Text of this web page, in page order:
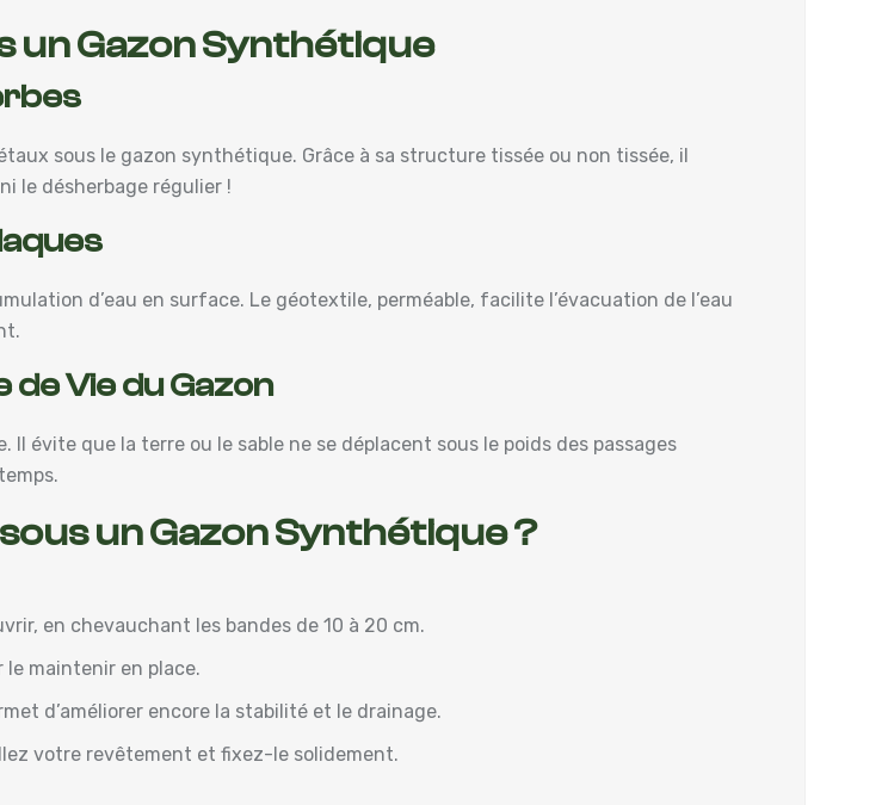
un Gazon Synthétique
sous le gazon synthétique. Grâce à sa structure tissée ou non tissée, il
le désherbage régulier !
d’eau en surface. Le géotextile, perméable, facilite l’évacuation de l’eau
de Vie du Gazon
évite que la terre ou le sable ne se déplacent sous le poids des passages
un Gazon Synthétique ?
en chevauchant les bandes de 10 à 20 cm.
le maintenir en place.
d’améliorer encore la stabilité et le drainage.
votre revêtement et fixez-le solidement.